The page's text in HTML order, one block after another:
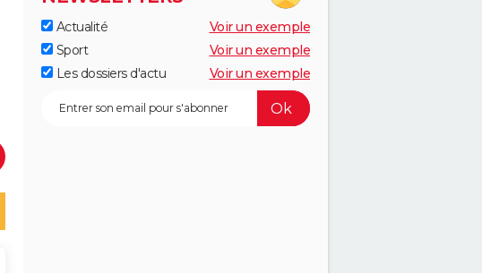
Actualité
Voir un exemple
Sport
Voir un exemple
Les dossiers d'actu
Voir un exemple